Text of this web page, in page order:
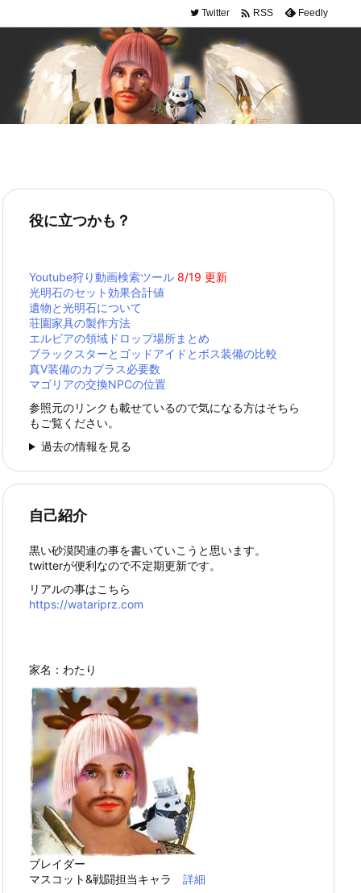
Twitter  RSS Feedly
役に立つかも？
Youtube狩り動画検索ツール 8/19 更新
光明石のセット効果合計値
遺物と光明石について
荘園家具の製作方法
エルビアの領域ドロップ場所まとめ
ブラックスターとゴッドアイドとボス装備の比較
真Ⅴ装備のカプラス必要数
マゴリアの交換NPCの位置
参照元のリンクも載せているので気になる方はそちら
もご覧ください。
過去の情報を見る
自己紹介
黒い砂漠関連の事を書いていこうと思います。
twitterが便利なので不定期更新です。
リアルの事はこちら
https://watariprz.com
家名：わたり
ブレイダー
マスコット&戦闘担当キャラ 詳細